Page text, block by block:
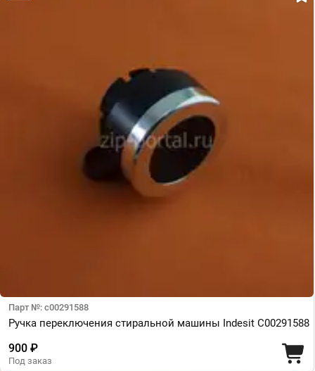
Парт №: c00291588
Ручка переключения стиральной машины Indesit C00291588
900 ₽
Под заказ